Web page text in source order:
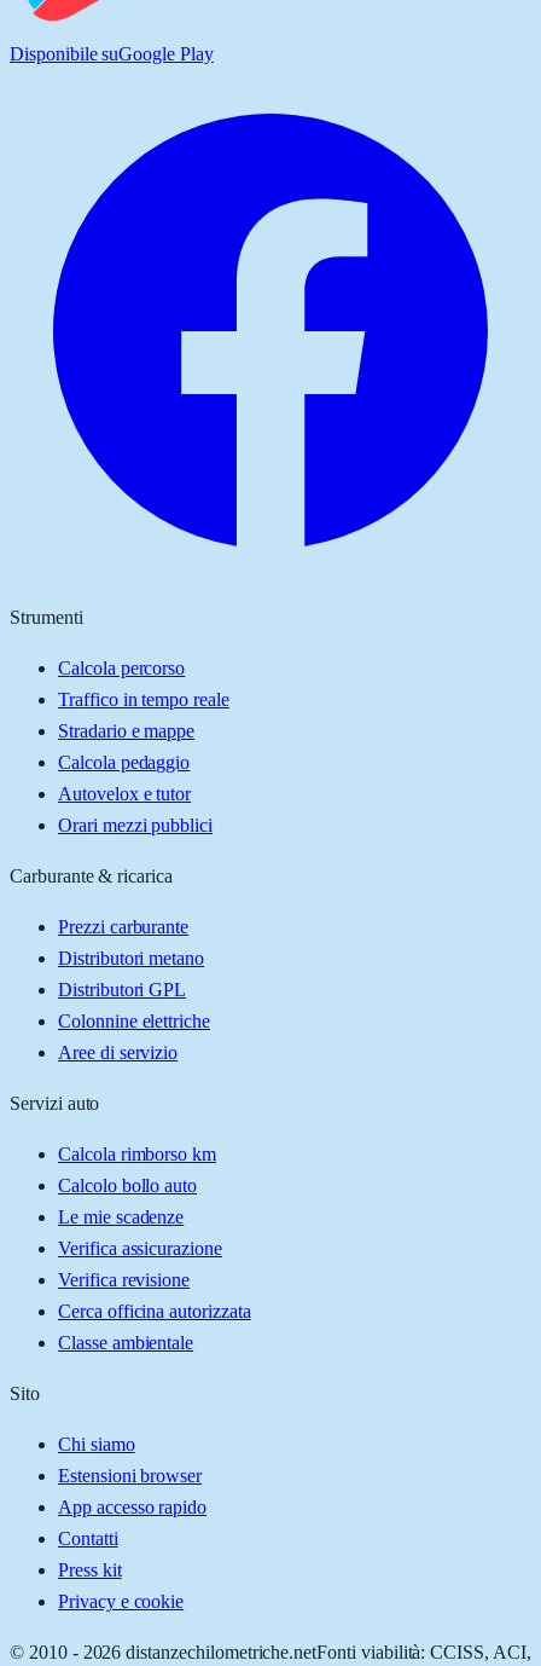
Disponibile suGoogle Play
Strumenti
Calcola percorso
Traffico in tempo reale
Stradario e mappe
Calcola pedaggio
Autovelox e tutor
Orari mezzi pubblici
Carburante & ricarica
Prezzi carburante
Distributori metano
Distributori GPL
Colonnine elettriche
Aree di servizio
Servizi auto
Calcola rimborso km
Calcolo bollo auto
Le mie scadenze
Verifica assicurazione
Verifica revisione
Cerca officina autorizzata
Classe ambientale
Sito
Chi siamo
Estensioni browser
App accesso rapido
Contatti
Press kit
Privacy e cookie
© 2010 - 2026 distanzechilometriche.netFonti viabilità: CCISS, ACI,